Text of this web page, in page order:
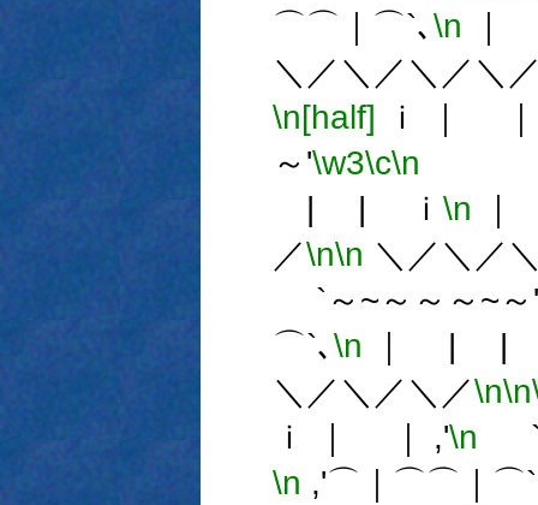
⌒⌒｜⌒`､ \n
＼／＼／＼／＼
\n[half] ｉ ｜
～'\w3\c\n
| | ｉ \n
／\n\n ＼／＼／
`～~～～～~～'
⌒`､ \n ｜ | |
＼／＼／＼／\n\n
ｉ ｜ ｜ ,'\n `
\n ,'⌒｜⌒⌒｜⌒`